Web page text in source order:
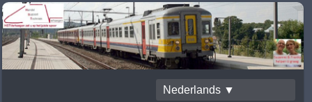
Nederlands ▼